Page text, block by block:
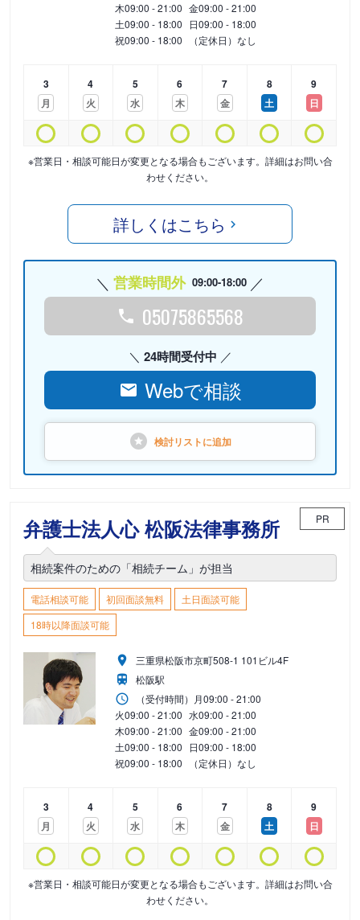
木09:00 - 21:00 金09:00 - 21:00
土09:00 - 18:00 日09:00 - 18:00
祝09:00 - 18:00 （定休日）なし
3
月
4
火
5
水
6
木
7
金
8
土
9
日
※営業日・相談可能日が変更となる場合もございます。詳細はお問い合
わせください。
詳しくはこちら
営業時間外 09:00-18:00
05075865568
24時間受付中
Webで相談
検討リストに追加
弁護士法人心 松阪法律事務所 PR
相続案件のための「相続チーム」が担当
電話相談可能 初回面談無料
土日面談可能
18時以降面談可能
三重県松阪市京町508-1 101ビル4F
松阪駅
（受付時間） 月09:00 - 21:00
火09:00 - 21:00 水09:00 - 21:00
木09:00 - 21:00 金09:00 - 21:00
土09:00 - 18:00 日09:00 - 18:00
祝09:00 - 18:00 （定休日）なし
3
月
4
火
5
水
6
木
7
金
8
土
9
日
※営業日・相談可能日が変更となる場合もございます。詳細はお問い合
わせください。